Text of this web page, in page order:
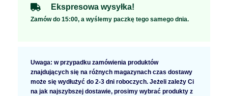
Ekspresowa wysyłka!
Zamów do 15:00, a wyślemy paczkę tego samego dnia.
Uwaga: w przypadku zamówienia produktów
znajdujących się na różnych magazynach czas dostawy
może się wydłużyć do 2-3 dni roboczych. Jeżeli zależy Ci
na jak najszybszej dostawie, prosimy wybrać produkty z